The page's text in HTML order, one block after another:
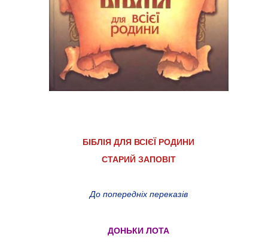
БІБЛІЯ ДЛЯ ВСІЄЇ РОДИНИ
СТАРИЙ ЗАПОВІТ
До попередніх переказів
ДОНЬКИ ЛОТА